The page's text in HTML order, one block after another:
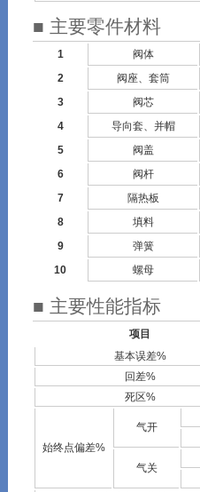
■ 主要零件材料
1
阀体
2
阀座、套筒
3
阀芯
4
导向套、并帽
5
阀盖
6
阀杆
7
隔热板
8
填料
9
弹簧
10
螺母
■ 主要性能指标
项目
基本误差%
回差%
死区%
始终点偏差%
气开
气关